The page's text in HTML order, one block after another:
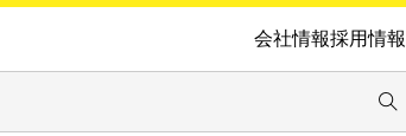
会社情報採用情報